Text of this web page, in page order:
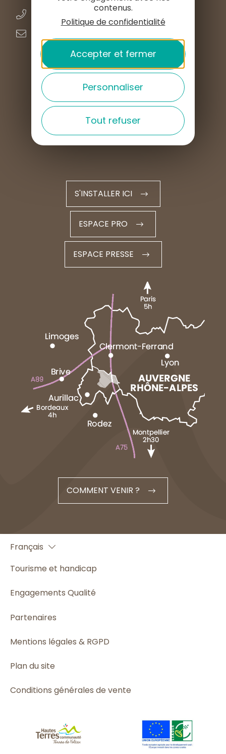
+33 4 71 20 09 47
Nous contacter
S'INSTALLER ICI
ESPACE PRO
ESPACE PRESSE
COMMENT VENIR ?
Français
Español
Tourisme et handicap
Engagements Qualité
Partenaires
Mentions légales & RGPD
Plan du site
Conditions générales de vente
contenus.
Politique de confidentialité
Accepter et fermer
Personnaliser
Tout refuser